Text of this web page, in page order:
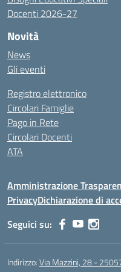
Docenti 2026-27
Novità
News
Gli eventi
Registro elettronico
Circolari Famiglie
Pago in Rete
Circolari Docenti
ATA
Amministrazione
PrivacyDichiarazione di
Seguici su:
Indirizzo:Via Mazzini, 28 -